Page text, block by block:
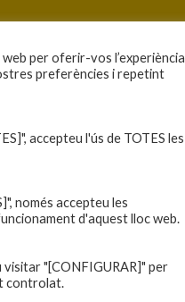
per oferir-vos l’experiència
preferències i repetint
accepteu l'ús de TOTES les
només accepteu les
d'aquest lloc web.
"[CONFIGURAR]" per
controlat.